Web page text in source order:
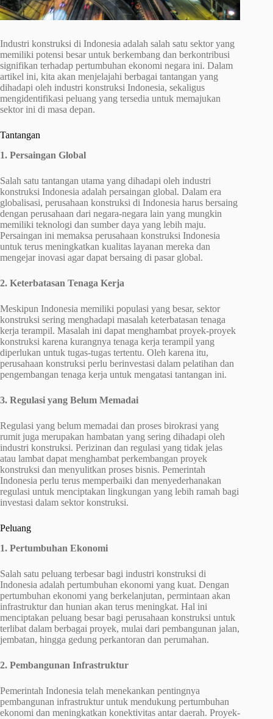
Industri konstruksi di Indonesia adalah salah satu sektor yang
memiliki potensi besar untuk berkembang dan berkontribusi
signifikan terhadap pertumbuhan ekonomi negara ini. Dalam
artikel ini, kita akan menjelajahi berbagai tantangan yang
dihadapi oleh industri konstruksi Indonesia, sekaligus
mengidentifikasi peluang yang tersedia untuk memajukan
sektor ini di masa depan.
Tantangan
1. Persaingan Global
Salah satu tantangan utama yang dihadapi oleh industri
konstruksi Indonesia adalah persaingan global. Dalam era
globalisasi, perusahaan konstruksi di Indonesia harus bersaing
dengan perusahaan dari negara-negara lain yang mungkin
memiliki teknologi dan sumber daya yang lebih maju.
Persaingan ini memaksa perusahaan konstruksi Indonesia
untuk terus meningkatkan kualitas layanan mereka dan
mengejar inovasi agar dapat bersaing di pasar global.
2. Keterbatasan Tenaga Kerja
Meskipun Indonesia memiliki populasi yang besar, sektor
konstruksi sering menghadapi masalah keterbatasan tenaga
kerja terampil. Masalah ini dapat menghambat proyek-proyek
konstruksi karena kurangnya tenaga kerja terampil yang
diperlukan untuk tugas-tugas tertentu. Oleh karena itu,
perusahaan konstruksi perlu berinvestasi dalam pelatihan dan
pengembangan tenaga kerja untuk mengatasi tantangan ini.
3. Regulasi yang Belum Memadai
Regulasi yang belum memadai dan proses birokrasi yang
rumit juga merupakan hambatan yang sering dihadapi oleh
industri konstruksi. Perizinan dan regulasi yang tidak jelas
atau lambat dapat menghambat perkembangan proyek
konstruksi dan menyulitkan proses bisnis. Pemerintah
Indonesia perlu terus memperbaiki dan menyederhanakan
regulasi untuk menciptakan lingkungan yang lebih ramah bagi
investasi dalam sektor konstruksi.
Peluang
1. Pertumbuhan Ekonomi
Salah satu peluang terbesar bagi industri konstruksi di
Indonesia adalah pertumbuhan ekonomi yang kuat. Dengan
pertumbuhan ekonomi yang berkelanjutan, permintaan akan
infrastruktur dan hunian akan terus meningkat. Hal ini
menciptakan peluang besar bagi perusahaan konstruksi untuk
terlibat dalam berbagai proyek, mulai dari pembangunan jalan,
jembatan, hingga gedung perkantoran dan perumahan.
2. Pembangunan Infrastruktur
Pemerintah Indonesia telah menekankan pentingnya
pembangunan infrastruktur untuk mendukung pertumbuhan
ekonomi dan meningkatkan konektivitas antar daerah. Proyek-